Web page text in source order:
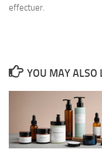
effectuer.
YOU MAY ALSO